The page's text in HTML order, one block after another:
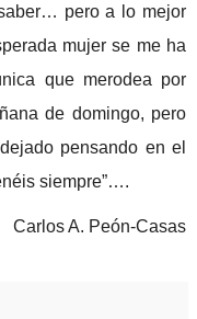
pero a lo mejor
mujer se me ha
que merodea por
de domingo, pero
pensando en el
siempre”….
Carlos A. Peón-Casas